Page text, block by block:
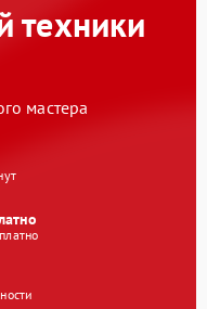
техники
мастера